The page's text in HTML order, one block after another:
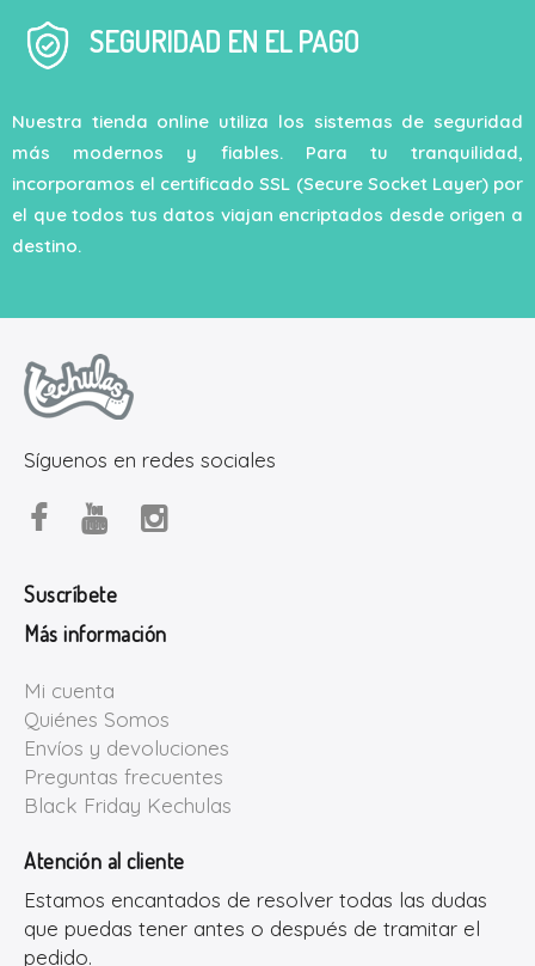
SEGURIDAD EN EL PAGO
Nuestra tienda online utiliza los sistemas de seguridad
más modernos y fiables. Para tu tranquilidad,
incorporamos el certificado SSL (Secure Socket Layer) por
el que todos tus datos viajan encriptados desde origen a
destino.
Síguenos en redes sociales
Suscríbete
Más información
Mi cuenta
Quiénes Somos
Envíos y devoluciones
Preguntas frecuentes
Black Friday Kechulas
Atención al cliente
Estamos encantados de resolver todas las dudas
que puedas tener antes o después de tramitar el
pedido.